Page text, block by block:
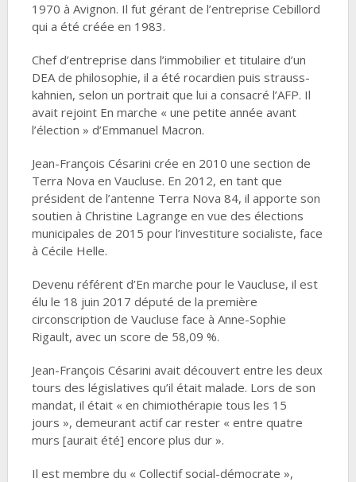
1970 à Avignon. Il fut gérant de l’entreprise Cebillord
qui a été créée en 1983.
Chef d’entreprise dans l’immobilier et titulaire d’un
DEA de philosophie, il a été rocardien puis strauss-
kahnien, selon un portrait que lui a consacré l’AFP. Il
avait rejoint En marche « une petite année avant
l’élection » d’Emmanuel Macron.
Jean-François Césarini crée en 2010 une section de
Terra Nova en Vaucluse. En 2012, en tant que
président de l’antenne Terra Nova 84, il apporte son
soutien à Christine Lagrange en vue des élections
municipales de 2015 pour l’investiture socialiste, face
à Cécile Helle.
Devenu référent d’En marche pour le Vaucluse, il est
élu le 18 juin 2017 député de la première
circonscription de Vaucluse face à Anne-Sophie
Rigault, avec un score de 58,09 %.
Jean-François Césarini avait découvert entre les deux
tours des législatives qu’il était malade. Lors de son
mandat, il était « en chimiothérapie tous les 15
jours », demeurant actif car rester « entre quatre
murs [aurait été] encore plus dur ».
Il est membre du « Collectif social-démocrate »,